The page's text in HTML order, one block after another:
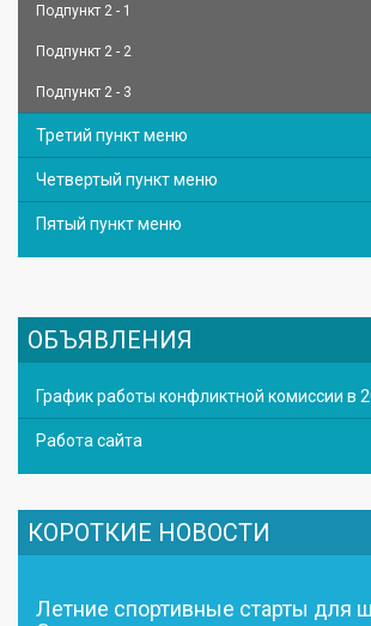
Подпункт 2 - 1
Подпункт 2 - 2
Подпункт 2 - 3
Третий пункт меню
Четвертый пункт меню
Пятый пункт меню
ОБЪЯВЛЕНИЯ
График работы конфликтной комиссии в
Работа сайта
КОРОТКИЕ НОВОСТИ
Летние спортивные старты для